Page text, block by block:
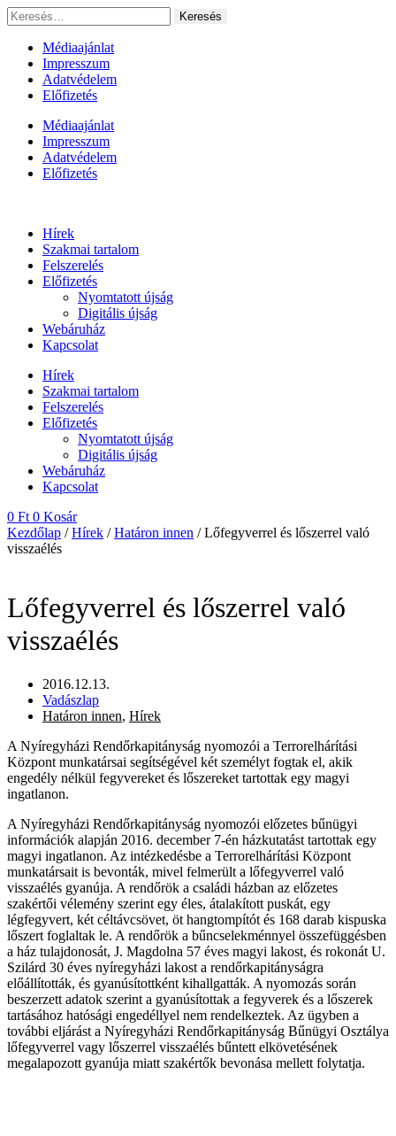
Ugrás
a
tartalomhoz
Keresés:
Médiaajánlat
Impresszum
Adatvédelem
Előfizetés
Médiaajánlat
Impresszum
Adatvédelem
Előfizetés
Hírek
Szakmai tartalom
Felszerelés
Előfizetés
Nyomtatott újság
Digitális újság
Webáruház
Kapcsolat
Hírek
Szakmai tartalom
Felszerelés
Előfizetés
Nyomtatott újság
Digitális újság
Webáruház
Kapcsolat
0 Ft 0 Kosár
Kezdőlap /Hírek /Határon innen / Lőfegyverrel és lőszerrel való
visszaélés
Lőfegyverrel és lőszerrel való
visszaélés
2016.12.13.
Vadászlap
Határon innen, Hírek
A Nyíregyházi Rendőrkapitányság nyomozói a Terrorelhárítási
Központ munkatársai segítségével két személyt fogtak el, akik
engedély nélkül fegyvereket és lőszereket tartottak egy magyi
ingatlanon.
A Nyíregyházi Rendőrkapitányság nyomozói előzetes bűnügyi
információk alapján 2016. december 7-én házkutatást tartottak egy
magyi ingatlanon. Az intézkedésbe a Terrorelhárítási Központ
munkatársait is bevonták, mivel felmerült a lőfegyverrel való
visszaélés gyanúja. A rendőrök a családi házban az előzetes
szakértői vélemény szerint egy éles, átalakított puskát, egy
légfegyvert, két céltávcsövet, öt hangtompítót és 168 darab kispuska
lőszert foglaltak le. A rendőrök a bűncselekménnyel összefüggésben
a ház tulajdonosát, J. Magdolna 57 éves magyi lakost, és rokonát U.
Szilárd 30 éves nyíregyházi lakost a rendőrkapitányságra
előállították, és gyanúsítottként kihallgatták. A nyomozás során
beszerzett adatok szerint a gyanúsítottak a fegyverek és a lőszerek
tartásához hatósági engedéllyel nem rendelkeztek. Az ügyben a
további eljárást a Nyíregyházi Rendőrkapitányság Bűnügyi Osztálya
lőfegyverrel vagy lőszerrel visszaélés bűntett elkövetésének
megalapozott gyanúja miatt szakértők bevonása mellett folytatja.